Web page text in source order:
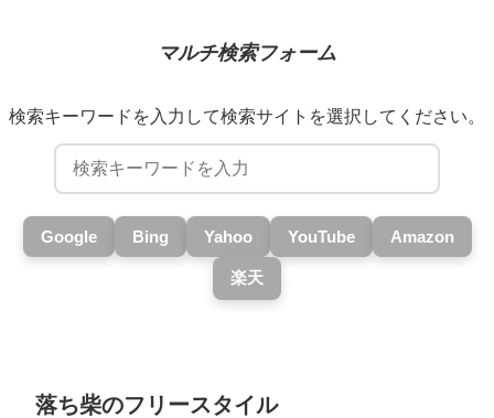
マルチ検索フォーム
検索キーワードを入力して検索サイトを選択してください。
Google Bing Yahoo YouTube Amazon
楽天
落ち柴のフリースタイル